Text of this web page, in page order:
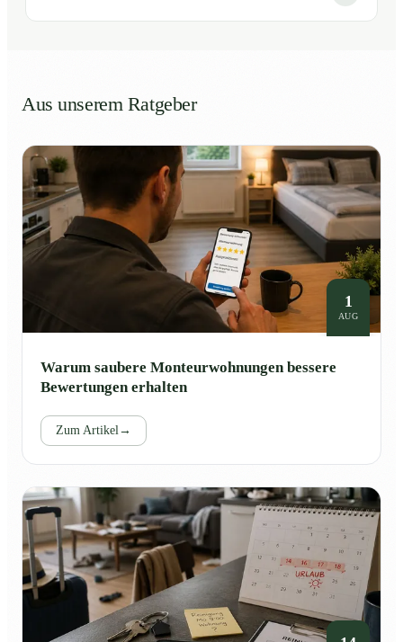
Aus unserem Ratgeber
1
AUG
Warum saubere Monteurwohnungen bessere
Bewertungen erhalten
Zum Artikel →